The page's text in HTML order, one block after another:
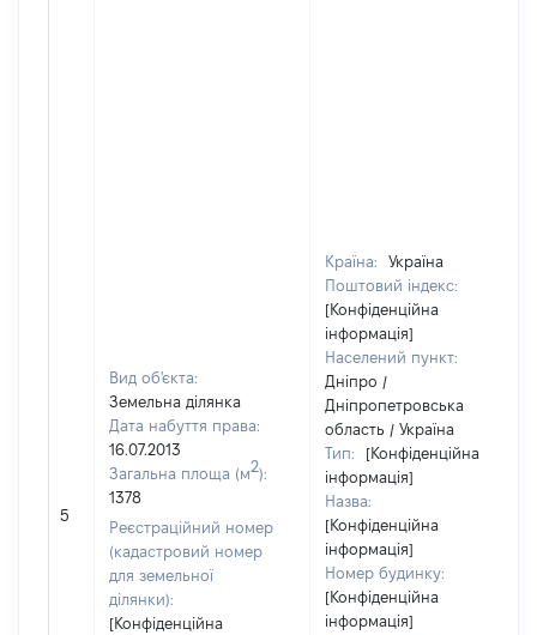
5
Вид об'єкта:
Земельна ділянка
Дата набуття права:
16.07.2013
Загальна площа (м2):
1378
Реєстраційний номер
(кадастровий номер
для земельної
ділянки):
[Конфіденційна
Країна:
Україна
Поштовий індекс:
[Конфіденційна
інформація]
Населений пункт:
Дніпро /
Дніпропетровська
область / Україна
Тип:
[Конфіденційна
інформація]
Назва:
[Конфіденційна
інформація]
Номер будинку:
[Конфіденційна
інформація]